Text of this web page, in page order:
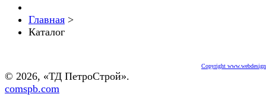
Главная >
Каталог
Copyright
© 2026, «ТД ПетроСтрой».
comspb.com